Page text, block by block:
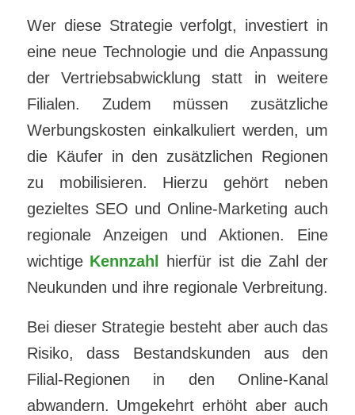
Wer diese Strategie verfolgt, investiert in
eine neue Technologie und die Anpassung
der Vertriebsabwicklung statt in weitere
Filialen. Zudem müssen zusätzliche
Werbungskosten einkalkuliert werden, um
die Käufer in den zusätzlichen Regionen
zu mobilisieren. Hierzu gehört neben
gezieltes SEO und Online-Marketing auch
regionale Anzeigen und Aktionen. Eine
wichtige Kennzahl
hierfür ist die Zahl der
Neukunden und ihre regionale Verbreitung.
Bei dieser Strategie besteht aber auch das
Risiko, dass Bestandskunden aus den
Filial-Regionen in den Online-Kanal
abwandern. Umgekehrt erhöht aber auch